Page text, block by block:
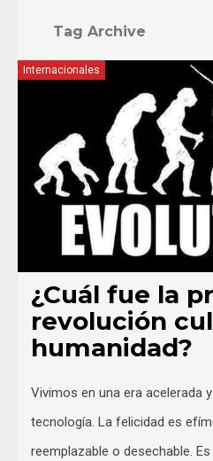
Tag Archive
Internacionales
¿Cuál fue la
revolución
humanidad?
Vivimos en una era acelerada
tecnología. La felicidad es
reemplazable o desechable.